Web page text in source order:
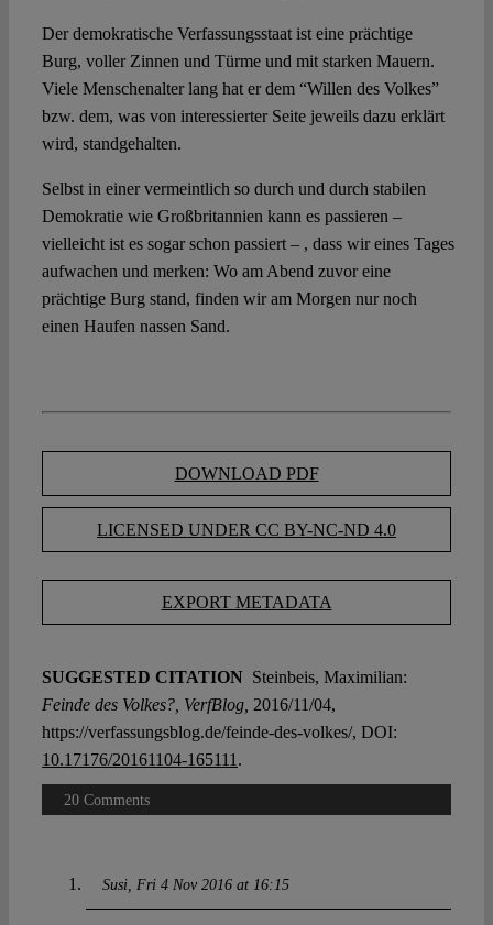
Der demokratische Verfassungsstaat ist eine prächtige
Burg, voller Zinnen und Türme und mit starken Mauern.
Viele Menschenalter lang hat er dem “Willen des Volkes”
bzw. dem, was von interessierter Seite jeweils dazu erklärt
wird, standgehalten.
Selbst in einer vermeintlich so durch und durch stabilen
Demokratie wie Großbritannien kann es passieren –
vielleicht ist es sogar schon passiert – , dass wir eines Tages
aufwachen und merken: Wo am Abend zuvor eine
prächtige Burg stand, finden wir am Morgen nur noch
einen Haufen nassen Sand.
DOWNLOAD PDF
LICENSED UNDER CC BY-NC-ND 4.0
EXPORT METADATA
SUGGESTED CITATION Steinbeis, Maximilian:
Feinde des Volkes?, VerfBlog, 2016/11/04,
https://verfassungsblog.de/feinde-des-volkes/, DOI:
10.17176/20161104-165111 .
20 Comments
Susi Fri 4 Nov 2016 at 16:15